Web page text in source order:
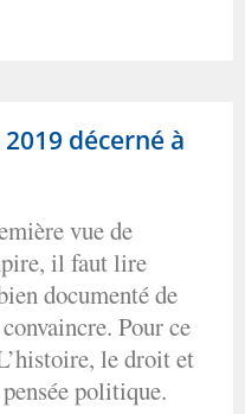
décerné à
vue de
il faut lire
documenté de
Pour ce
le droit et
politique.